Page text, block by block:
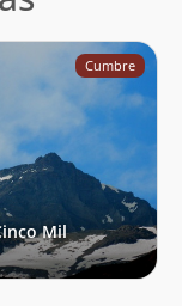
Cumbre
Mil